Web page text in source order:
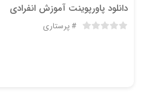
دانلود پاورپوینت آموزش انفرادی
پرستاری